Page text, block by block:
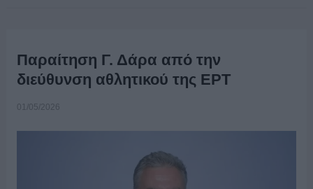
Παραίτηση Γ. Δάρα από την
διεύθυνση αθλητικού της ΕΡΤ
01/05/2026